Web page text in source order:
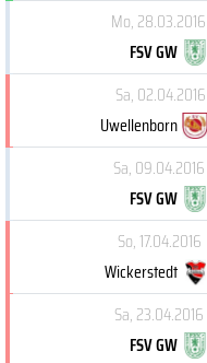
Mo, 28.03.2016
FSV GW
Sa, 02.04.2016
Uwellenborn
Sa, 09.04.2016
FSV GW
So, 17.04.2016
Wickerstedt
Sa, 23.04.2016
FSV GW